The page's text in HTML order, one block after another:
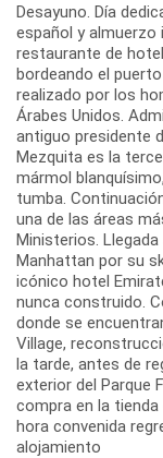
Desayuno. Día
español y
restaurante de
bordeando el
realizado por los
Árabes Unidos.
antiguo presidente
Mezquita es la
mármol
tumba.
una de las áreas
Ministerios.
Manhattan por su
icónico hotel
nunca construido.
donde se
Village,
la tarde, antes de
exterior del Parque
compra en la
hora convenida
alojamiento